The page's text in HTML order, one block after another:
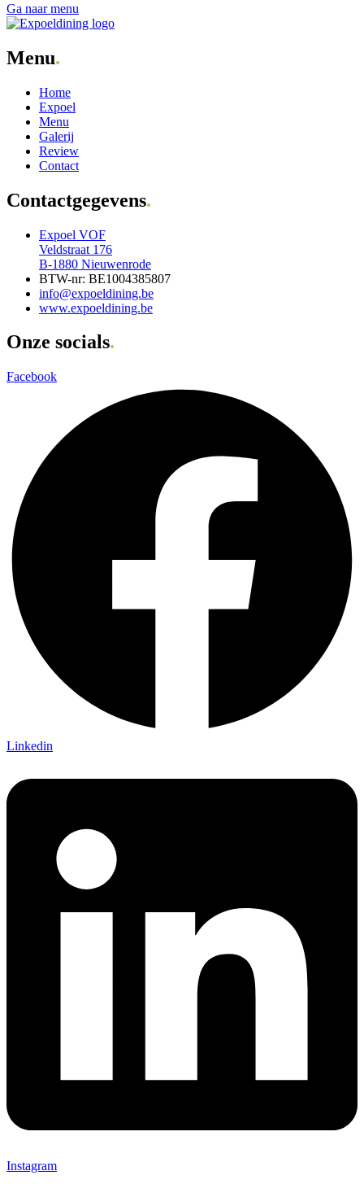
Ga naar menu
Menu.
Home
Expoel
Menu
Galerij
Review
Contact
Contactgegevens.
Expoel VOF
Veldstraat 176
B-1880 Nieuwenrode
BTW-nr: BE1004385807
info@expoeldining.be
www.expoeldining.be
Onze socials.
Facebook
Linkedin
Instagram